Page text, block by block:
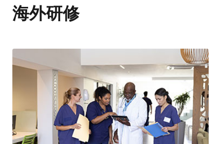
日本医療薬学会について
日本医療薬学会についてトップ
組織・名簿
薬剤師業務に関する情報提供
開催予定のイベント一覧
年会
医療薬学公開シンポジウム
フレッシャーズ・カンファランス
臨床研究セミナー
薬物療法集中講義
がん専門薬剤師集中教育講座
がん専門薬剤師全体会議
がん専門薬剤師アドバンスト研修会
学術誌・書籍
JPHCS（英文誌）
専門薬剤師制度
専門薬剤師制度トップ
医療薬学専門薬剤師制度
がん専門薬剤師制度
薬物療法専門薬剤師制度
調査研究・学会賞・海外研修
調査研究
海外研修